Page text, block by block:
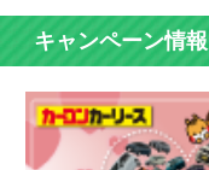
キャンペーン情報